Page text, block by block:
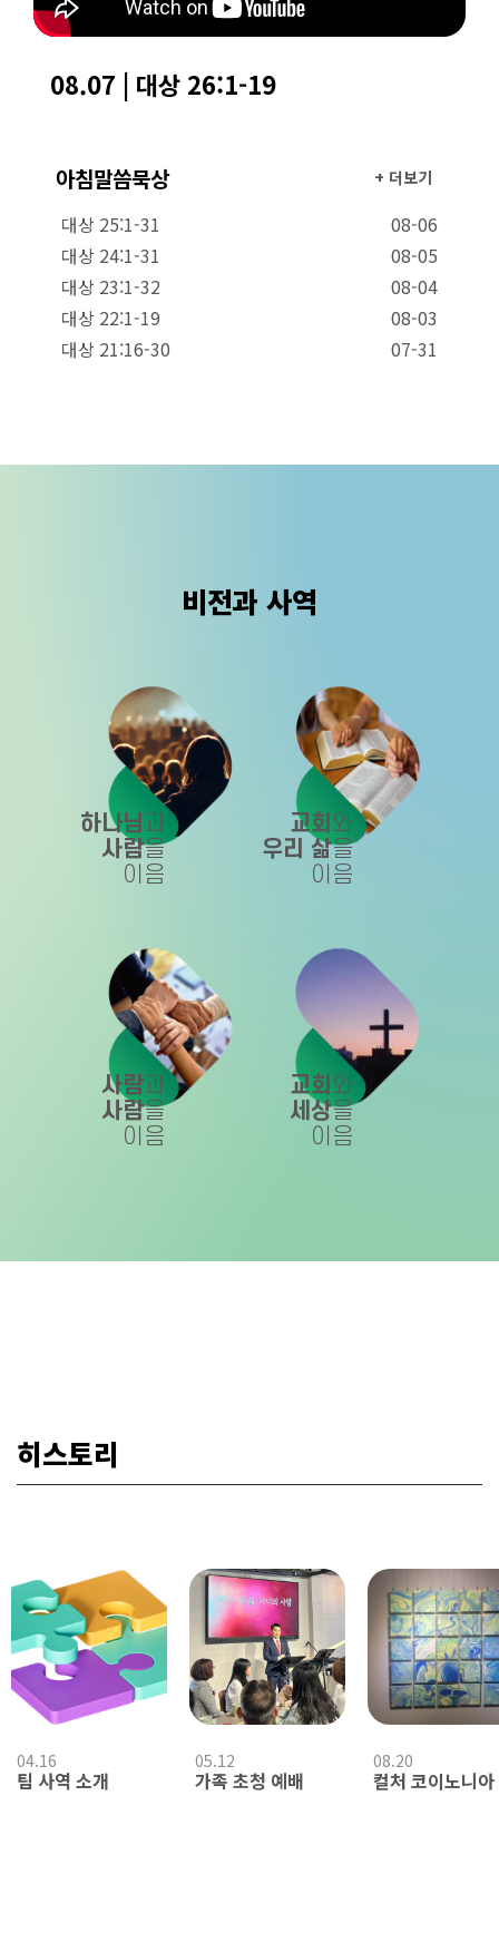
08.07 | 대상 26:1-19
아침말씀묵상 + 더보기
대상 25:1-31
08-06
대상 24:1-31
08-05
대상 23:1-32
08-04
대상 22:1-19
08-03
대상 21:16-30
07-31
비전과 사역
하나님과
사람을
이음
교회 와
우리 삶을
이음
사람과
사람을
이음
교회 와
세상을
이음
히스토리
04.16
팀 사역 소개
05.12
가족 초청 예배
08.20
컬처 코이노니아